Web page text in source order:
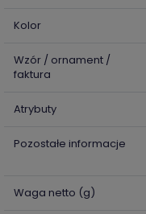
Kolor
Wzór / ornament /
faktura
Atrybuty
Pozostałe informacje
Waga netto (g)